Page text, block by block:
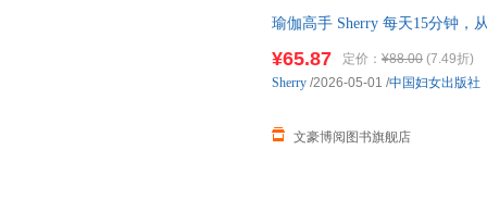
瑜伽高手 Sherry 每天15分钟，
¥65.87 定价： ¥88.00 (7.49折)
文豪博阅图书旗舰店
Sherry /2026-05-01 /中国妇女出版社